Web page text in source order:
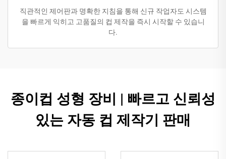
직관적인 제어판과 명확한 지침을 통해 신규 작업자도 시스템
을 빠르게 익히고 고품질의 컵 제작을 즉시 시작할 수 있습니
다.
종이컵 성형 장비 | 빠르고 신뢰성
있는 자동 컵 제작기 판매